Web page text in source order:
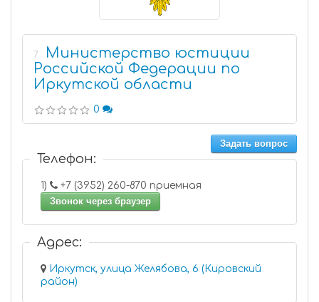
7
Министерство юстиции
Российской Федерации по
Иркутской области
0
Задать вопрос
Телефон:
1)
+7 (3952) 260-870 приемная
Звонок через браузер
Адрес:
Иркутск, улица Желябова, 6 (Кировский
район)